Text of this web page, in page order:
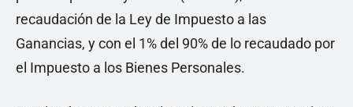
recaudación de la Ley de Impuesto a las
Ganancias, y con el 1% del 90% de lo recaudado por
el Impuesto a los Bienes Personales.